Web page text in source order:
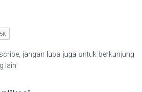
jangan lupa juga untuk berkunjung
lain